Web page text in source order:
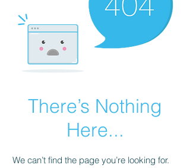
There’s Nothing
Here...
We can’t find the page you’re looking for.